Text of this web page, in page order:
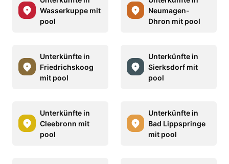
Wasserkuppe mit
pool
Neumagen-
Dhron mit pool
Unterkünfte in
Friedrichskoog
mit pool
Unterkünfte in
Sierksdorf mit
pool
Unterkünfte in
Cleebronn mit
pool
Unterkünfte in
Bad Lippspringe
mit pool